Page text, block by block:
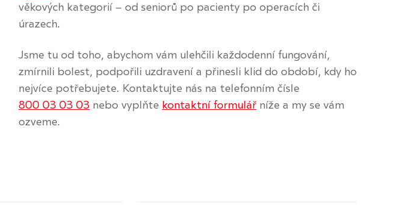
věkových kategorií – od seniorů po pacienty po operacích či
úrazech.
Jsme tu od toho, abychom vám ulehčili každodenní fungování,
zmírnili bolest, podpořili uzdravení a přinesli klid do období, kdy ho
nejvíce potřebujete. Kontaktujte nás na telefonním čísle
800 03 03 03 nebo vyplňte kontaktní formulář níže a my se vám
ozveme.